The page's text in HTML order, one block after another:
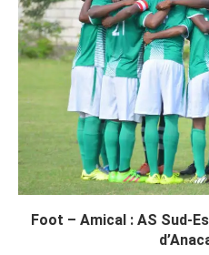
Foot – Amical : AS Sud-